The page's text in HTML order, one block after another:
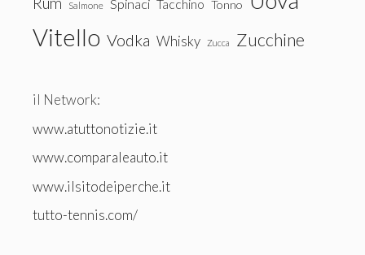
Salmone Spinaci Tacchino Tonno
Vitello Vodka Whisky Zucca Zucchine
il Network:
www.atuttonotizie.it
www.comparaleauto.it
www.ilsitodeiperche.it
tutto-tennis.com/